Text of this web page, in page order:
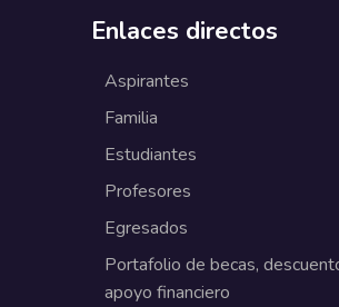
Enlaces directos
Aspirantes
Familia
Estudiantes
Profesores
Egresados
Portafolio de becas,
apoyo financiero